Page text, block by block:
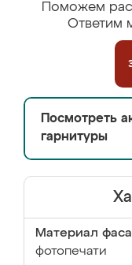
Поможем
Ответим
Посмотреть
гарнитуры
Материал
фотопечати